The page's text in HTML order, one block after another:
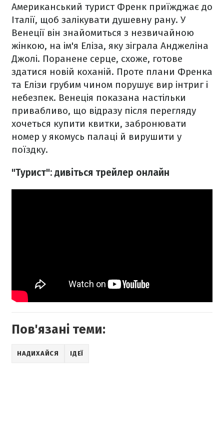
Американський турист Френк приїжджає до
Італії, щоб залікувати душевну рану. У
Венеції він знайомиться з незвичайною
жінкою, на ім'я Еліза, яку зіграла Анджеліна
Джолі. Поранене серце, схоже, готове
здатися новій коханій. Проте плани Френка
та Елізи грубим чином порушує вир інтриг і
небезпек. Венеція показана настільки
привабливо, що відразу після перегляду
хочеться купити квитки, забронювати
номер у якомусь палаці й вирушити у
поїздку.
"Турист": дивіться трейлер онлайн
Пов'язані теми:
НАДИХАЙСЯ ІДЕЇ